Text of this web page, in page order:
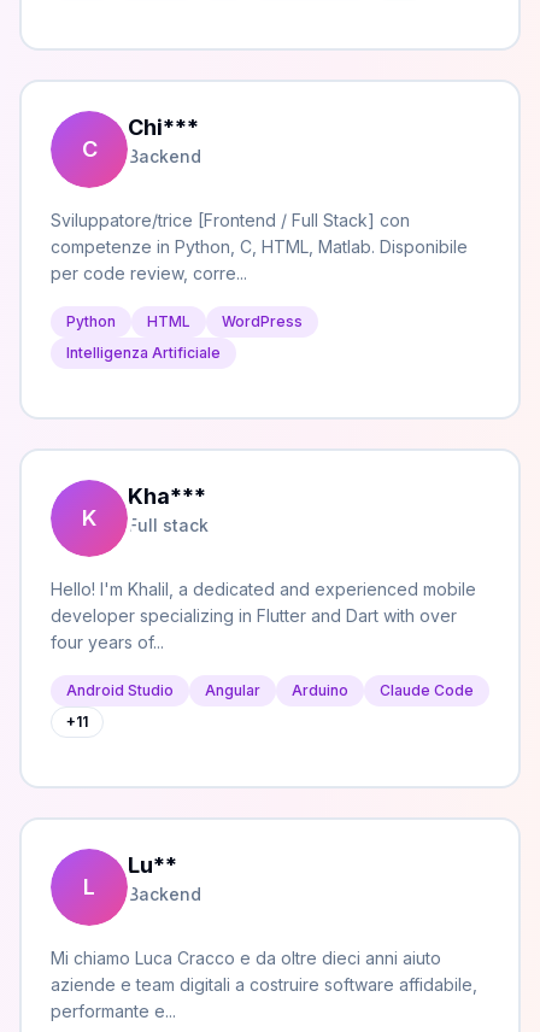
C
Chi***
Backend
Sviluppatore/trice [Frontend / Full Stack] con
competenze in Python, C, HTML, Matlab. Disponibile
per code review, corre...
Python HTML
WordPress
Intelligenza Artificiale
K
Kha***
Full stack
Hello! I'm Khalil, a dedicated and experienced mobile
developer specializing in Flutter and Dart with over
four years of...
Android Studio Angular Arduino
Claude Code
+11
L
Lu**
Backend
Mi chiamo Luca Cracco e da oltre dieci anni aiuto
aziende e team digitali a costruire software affidabile,
performante e...